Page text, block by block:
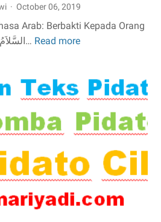
October 06, 2019
Arab: Berbakti Kepada Orang
Tua Dan Guru السَّلاَمُ عَلَيْكُمْ وَ… Read more
Arab:
Berbakti
Kepada
Orang
Dan
Guru